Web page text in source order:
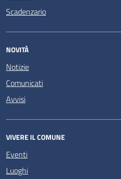
Scadenzario
NOVITÀ
Notizie
Comunicati
Avvisi
VIVERE IL COMUNE
Eventi
Luoghi